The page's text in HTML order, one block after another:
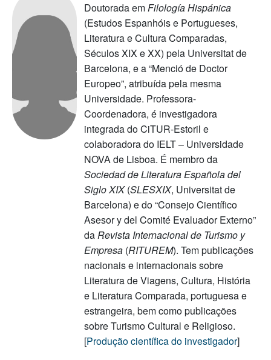
Doutorada emFilología Hispánica
(Estudos Espanhóis e Portugueses,
Literatura e Cultura Comparadas,
Séculos XIX e XX) pela Universitat de
Barcelona, e a “Menció de Doctor
Europeo”, atribuída pela mesma
Universidade. Professora-
Coordenadora, é investigadora
integrada do CiTUR-Estoril e
colaboradora do IELT – Universidade
NOVA de Lisboa. É membro da
Sociedad de Literatura Española del
Siglo XIX(SLESXIX, Universitat de
Barcelona) e do “Consejo Científico
Asesor y del Comité Evaluador Externo”
daRevista Internacional de Turismo y
Empresa(RITUREM). Tem publicações
nacionais e internacionais sobre
Literatura de Viagens, Cultura, História
e Literatura Comparada, portuguesa e
estrangeira, bem como publicações
sobre Turismo Cultural e Religioso.
[Produção científica do investigador]